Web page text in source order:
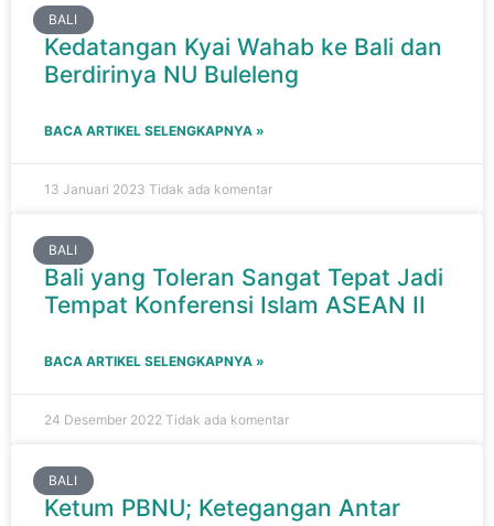
BALI
Kedatangan Kyai Wahab ke Bali dan
Berdirinya NU Buleleng
BACA ARTIKEL SELENGKAPNYA »
13 Januari 2023 Tidak ada komentar
BALI
Bali yang Toleran Sangat Tepat Jadi
Tempat Konferensi Islam ASEAN II
BACA ARTIKEL SELENGKAPNYA »
24 Desember 2022 Tidak ada komentar
BALI
Ketum PBNU; Ketegangan Antar